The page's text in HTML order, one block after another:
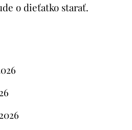
o dieťatko starať.